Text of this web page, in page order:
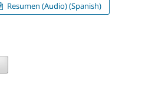
Resumen (Audio) (Spanish)